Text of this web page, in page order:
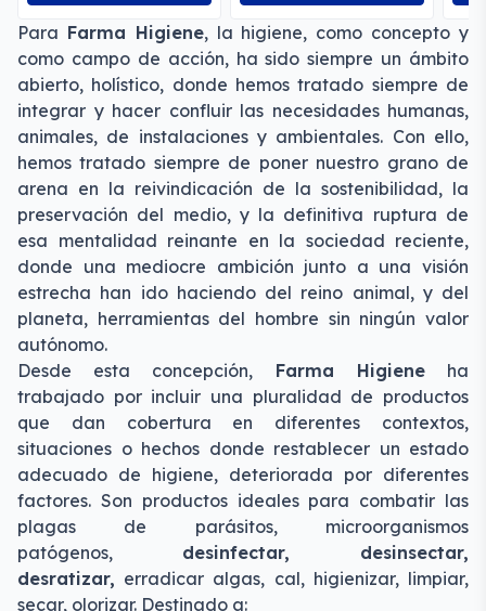
Para Farma Higiene,la higiene, como concepto y
como campo de acción, ha sido siempre un ámbito
abierto, holístico, donde hemos tratado siempre de
integrar y hacer confluir las necesidades humanas,
animales, de instalaciones y ambientales. Con ello,
hemos tratado siempre de poner nuestro grano de
arena en la reivindicación de la sostenibilidad, la
preservación del medio, y la definitiva ruptura de
esa mentalidad reinante en la sociedad reciente,
donde una mediocre ambición junto a una visión
estrecha han ido haciendo del reino animal, y del
planeta, herramientas del hombre sin ningún valor
autónomo.
Desde esta concepción, Farma Higieneha
trabajado por incluir una pluralidad de productos
que dan cobertura en diferentes contextos,
situaciones o hechos donde restablecer un estado
adecuado de higiene, deteriorada por diferentes
factores. Son productos ideales para combatir las
plagas de parásitos, microorganismos
patógenos, desinfectar, desinsectar,
desratizar, erradicar algas, cal, higienizar, limpiar,
secar, olorizar. Destinado a: